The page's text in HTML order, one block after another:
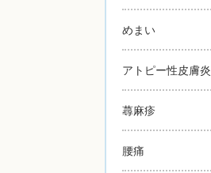
めまい
アトピー性皮膚炎
蕁麻疹
腰痛